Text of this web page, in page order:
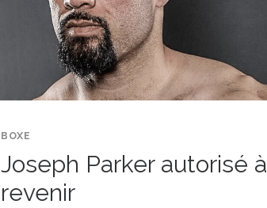
BOXE
Joseph Parker autorisé à
revenir